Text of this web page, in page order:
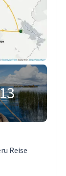
Reise